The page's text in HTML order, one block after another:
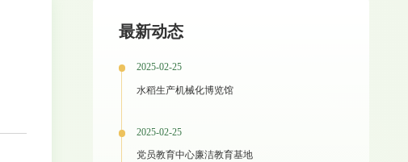
最新动态
2025-02-25
水稻生产机械化博览馆
2025-02-25
党员教育中心廉洁教育基地